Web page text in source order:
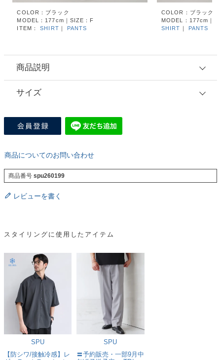
COLOR：ブラック
MODEL：177cm｜SIZE：F
ITEM：SHIRT ｜ PANTS
COLOR：ブラック
MODEL：177cm｜
SHIRT ｜ PANTS
商品説明
サイズ
商品についてのお問い合わせ
商品番号 spu260199
レビューを書く
スタイリングに使用したアイテム
SPU
【防シワ/接触冷感】レ
SPU
〓予約販売・一部9月中